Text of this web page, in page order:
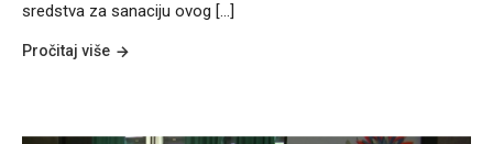
sredstva za sanaciju ovog [...]
Pročitaj više